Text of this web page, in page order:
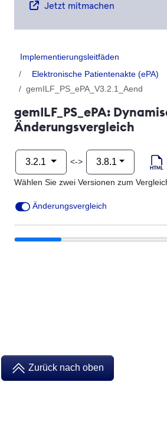
Jetzt mitmachen
Implementierungsleitfäden
Elektronische Patientenakte (ePA)
gemILF_PS_ePA_V3.2.1_Aend
gemILF_PS_ePA:
Änderungsvergleich
3.2.1 <-> 3.8.1
Wählen Sie zwei Versionen zum
Änderungsvergleich
Zurück nach oben